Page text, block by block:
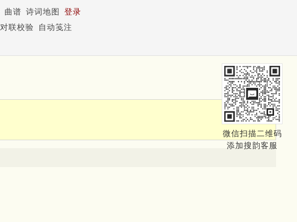
曲谱 诗词地图
登录
对联校验
自动笺注
微信扫描二维码
添加搜韵客服